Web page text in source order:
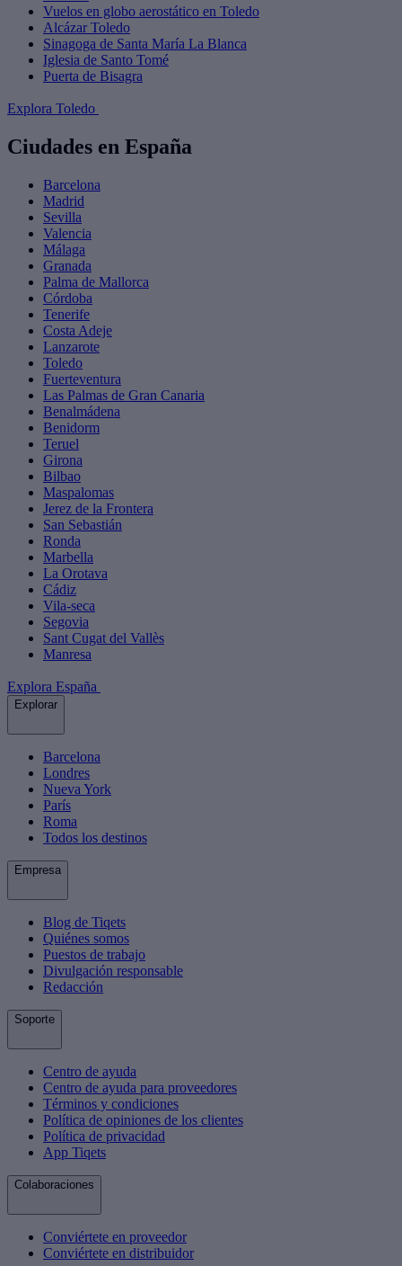
Vuelos en globo aerostático en Toledo
Alcázar Toledo
Sinagoga de Santa María La Blanca
Iglesia de Santo Tomé
Puerta de Bisagra
Explora Toledo
Ciudades en España
Barcelona
Madrid
Sevilla
Valencia
Málaga
Granada
Palma de Mallorca
Córdoba
Tenerife
Costa Adeje
Lanzarote
Toledo
Fuerteventura
Las Palmas de Gran Canaria
Benalmádena
Benidorm
Teruel
Girona
Bilbao
Maspalomas
Jerez de la Frontera
San Sebastián
Ronda
Marbella
La Orotava
Cádiz
Vila-seca
Segovia
Sant Cugat del Vallès
Manresa
Explora España
Explorar
Barcelona
Londres
Nueva York
París
Roma
Todos los destinos
Empresa
Blog de Tiqets
Quiénes somos
Puestos de trabajo
Divulgación responsable
Redacción
Soporte
Centro de ayuda
Centro de ayuda para proveedores
Términos y condiciones
Política de opiniones de los clientes
Política de privacidad
App Tiqets
Colaboraciones
Conviértete en proveedor
Conviértete en distribuidor